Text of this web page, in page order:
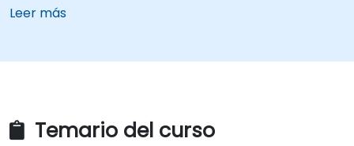
Leer más
Temario del curso